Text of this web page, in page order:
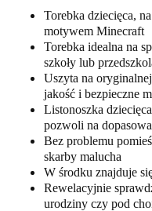
Torebka dziecięca,
motywem Minecraft
Torebka idealna na
szkoły lub
Uszyta na
jakość i bezpieczne
Listonoszka
pozwoli na
Bez problemu
skarby malucha
W środku znajduje
Rewelacyjnie
urodziny czy pod